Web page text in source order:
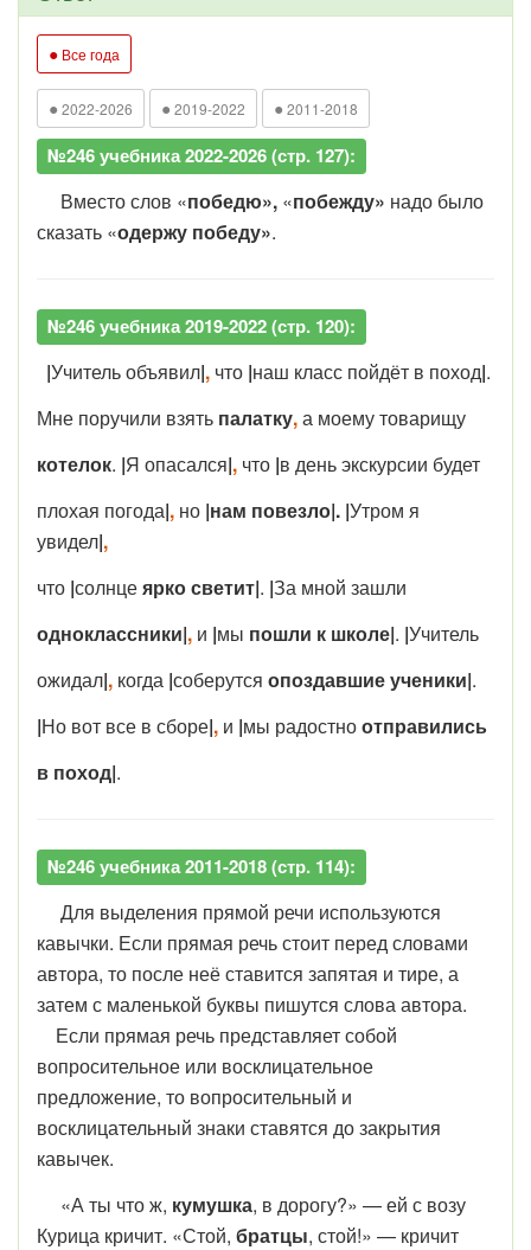
● Все года
● 2022-2026 ● 2019-2022 ● 2011-2018
№246 учебника 2022-2026 (стр. 127):
Вместо слов «победю», «побежду» надо было
сказать «одержу победу».
№246 учебника 2019-2022 (стр. 120):
|Учитель объявил|, что |наш класс пойдёт в поход|.
Мне поручили взять палатку,а моему товарищу
котелок. |Я опасался|, что |в день экскурсии будет
плохая погода|, но |нам повезло|. |Утром я
увидел|,
что |солнцеяркосветит|. |За мной зашли
одноклассники|, и |мы пошли к школе|. |Учитель
ожидал|, когда |соберутся опоздавшиеученики|.
|Но вот все в сборе|, и |мы радостноотправились
в поход|.
№246 учебника 2011-2018 (стр. 114):
Для выделения прямой речи используются
кавычки. Если прямая речь стоит перед словами
автора, то после неё ставится запятая и тире, а
затем с маленькой буквы пишутся слова автора.
Если прямая речь представляет собой
вопросительное или восклицательное
предложение, то вопросительный и
восклицательный знаки ставятся до закрытия
кавычек.
«А ты что ж, кумушка, в дорогу?» — ей с возу
Курица кричит. «Стой, братцы, стой!» — кричит